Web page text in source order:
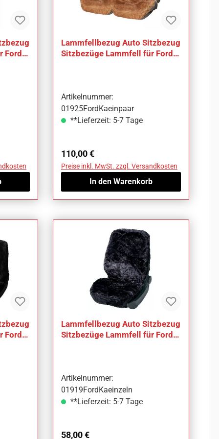
Ford
Lammfellbezug Auto Sitzbezug
Sitzbezüge Lammfell für Ford
Artikelnummer:
01925FordKaeinpaar
**Lieferzeit: 5-7 Tage
Regulärer Preis:
110,00 €
Preise inkl. MwSt. zzgl. Versandkosten
In den Warenkorb
Ford
Lammfellbezug Auto Sitzbezug
Sitzbezüge Lammfell für Ford
Artikelnummer:
01919FordKaeinzeln
**Lieferzeit: 5-7 Tage
Regulärer Preis:
58,00 €